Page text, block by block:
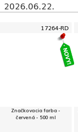
2026.06.22.
17264-RD
Značkovacia farba -
červená - 500 ml